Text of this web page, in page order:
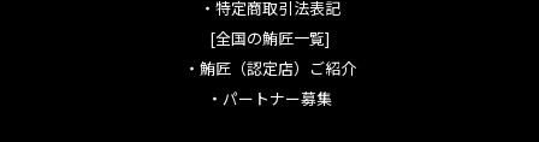
・ 特定商取引法表記
[全国の鮪匠一覧]
・ 鮪匠（認定店）ご紹介
・ パートナー募集